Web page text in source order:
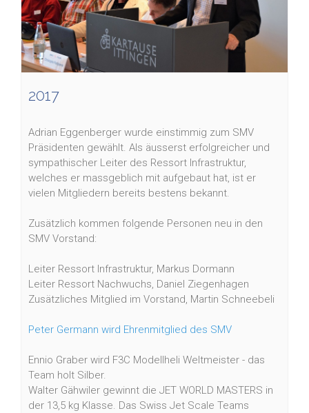
2017
Adrian Eggenberger wurde einstimmig zum SMV
Präsidenten gewählt. Als äusserst erfolgreicher und
sympathischer Leiter des Ressort Infrastruktur,
welches er massgeblich mit aufgebaut hat, ist er
vielen Mitgliedern bereits bestens bekannt.
Zusätzlich kommen folgende Personen neu in den
SMV Vorstand:
Leiter Ressort Infrastruktur, Markus Dormann
Leiter Ressort Nachwuchs, Daniel Ziegenhagen
Zusätzliches Mitglied im Vorstand, Martin Schneebeli
Peter Germann wird Ehrenmitglied des SMV
Ennio Graber wird F3C Modellheli Weltmeister - das
Team holt Silber.
Walter Gähwiler gewinnt die JET WORLD MASTERS in
der 13,5 kg Klasse. Das Swiss Jet Scale Teams